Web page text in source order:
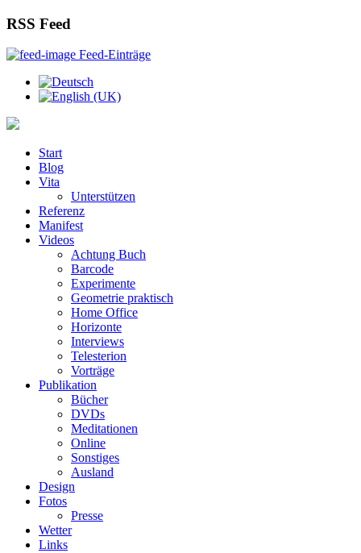
RSS Feed
Feed-Einträge
Start
Blog
Vita
Unterstützen
Referenz
Manifest
Videos
Achtung Buch
Barcode
Experimente
Geometrie praktisch
Home Office
Horizonte
Interviews
Telesterion
Vorträge
Publikation
Bücher
DVDs
Meditationen
Online
Sonstiges
Ausland
Design
Fotos
Presse
Wetter
Links